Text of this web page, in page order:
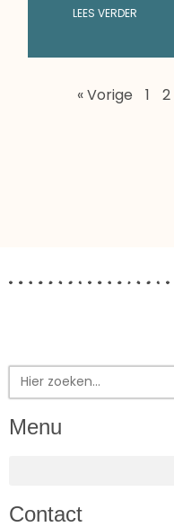
LEES VERDER
« Vorige 1 2
Zoek
naar:
Menu
Contact